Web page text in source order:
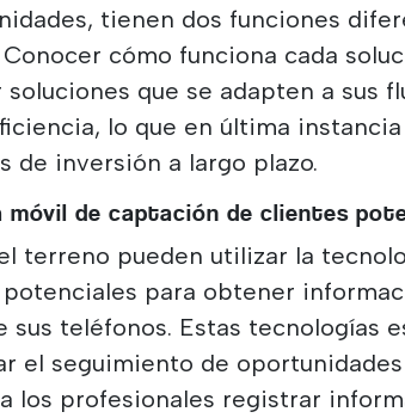
tienen dos funciones
cómo funciona cada
que se adapten a sus
lo que en última
de inversión a largo plazo.
de captación de clientes
terreno pueden utilizar la
para obtener
sus teléfonos. Estas tecnologías
el seguimiento de
los profesionales registrar